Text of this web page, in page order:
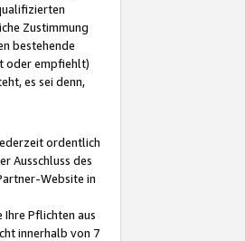
Zustimmung
bestehende
oder empfiehlt)
es sei denn,
ordentlich
Ausschluss des
Website in
Pflichten aus
innerhalb von 7